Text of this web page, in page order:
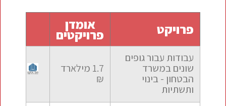
פרויקט אומדן
פרויקטים
עבודות עבור גופים
שונים במשרד
הבטחון - בינוי
ותשתיות
1.7 מילארד
₪